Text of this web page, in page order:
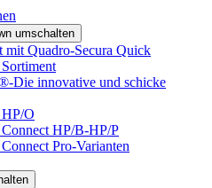
umschalten
mit Quadro-Secura Quick
Die innovative und schicke
O
HP/B-HP/P
Pro-Varianten